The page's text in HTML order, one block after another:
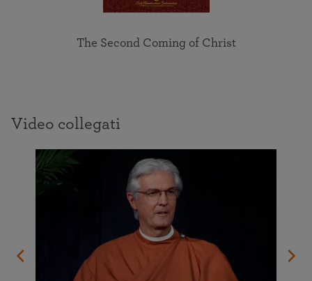
The Second Coming of Christ
Video collegati